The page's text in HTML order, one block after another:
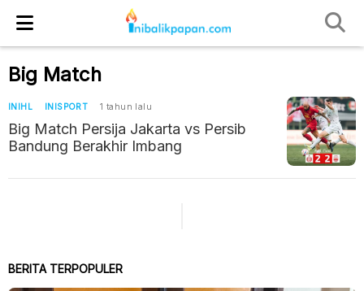
Big Match
INIHL INISPORT 1 tahun lalu
Big Match Persija Jakarta vs Persib
Bandung Berakhir Imbang
BERITA TERPOPULER